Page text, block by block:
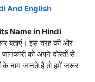
And English
Name in Hindi
बताएं। इस तरह की और
को अपने दोस्तों से
नाम जानते हैं तो हमें जरूर